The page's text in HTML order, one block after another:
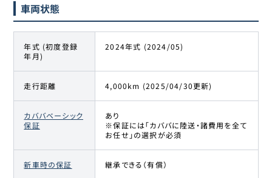
車両状態
年式 (初度登録
年月)
2024年式 (2024/05)
走行距離 4,000km (2025/04/30更新)
カババベーシック
保証
あり
※保証には「カババに陸送・諸費用を全て
お任せ」の選択が必須
新車時の保証 継承できる（有償）